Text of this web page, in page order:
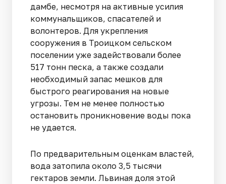
дамбе, несмотря на активные усилия
коммунальщиков, спасателей и
волонтеров. Для укрепления
сооружения в Троицком сельском
поселении уже задействовали более
517 тонн песка, а также создали
необходимый запас мешков для
быстрого реагирования на новые
угрозы. Тем не менее полностью
остановить проникновение воды пока
не удается.
По предварительным оценкам властей,
вода затопила около 3,5 тысячи
гектаров земли. Львиная доля этой